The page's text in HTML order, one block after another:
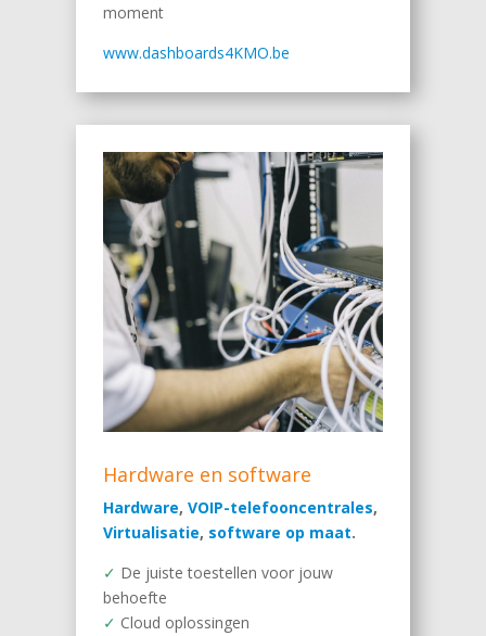
moment
www.dashboards4KMO.be
Hardware en software
Hardware, VOIP-telefooncentrales,
Virtualisatie, software op maat.
✓ De juiste toestellen voor jouw
behoefte
✓ Cloud oplossingen